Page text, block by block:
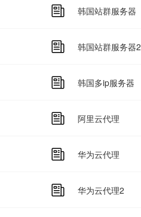
韩国站群服务器
韩国站群服务器2
韩国多ip服务器
阿里云代理
华为云代理
华为云代理2